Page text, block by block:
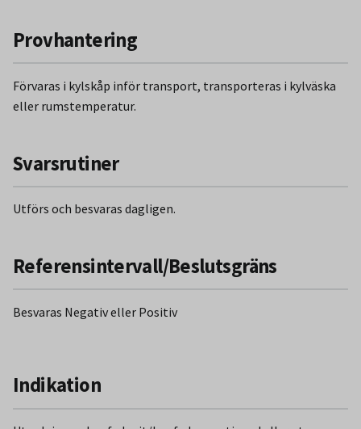
Provhantering
Förvaras i kylskåp inför transport, transporteras i kylväska
eller rumstemperatur.
Svarsrutiner
Utförs och besvaras dagligen.
Referensintervall/Beslutsgräns
Besvaras Negativ eller Positiv
Indikation